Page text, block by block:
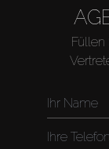
Füllen